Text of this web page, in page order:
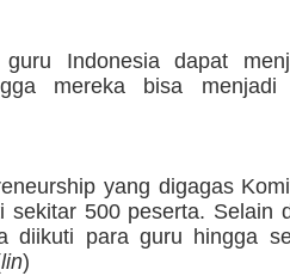
Indonesia dapat
mereka bisa menjadi
yang digagas
sekitar 500 peserta. Selain
diikuti para guru hingga
lin)